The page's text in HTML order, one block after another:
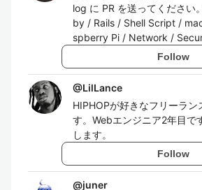
log に PR を送ってください
by / Rails / Shell Script /
spberry Pi / Network /
Follow
@LilLance
HIPHOPが好きなフリーラン
す。Webエンジニア2年目で
します。
Follow
@juner